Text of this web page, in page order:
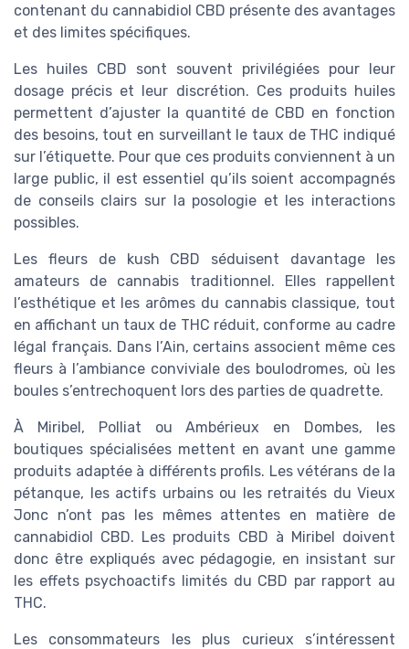
contenant du cannabidiol CBD présente des avantages
et des limites spécifiques.
Les huiles CBD sont souvent privilégiées pour leur
dosage précis et leur discrétion. Ces produits huiles
permettent d’ajuster la quantité de CBD en fonction
des besoins, tout en surveillant le taux de THC indiqué
sur l’étiquette. Pour que ces produits conviennent à un
large public, il est essentiel qu’ils soient accompagnés
de conseils clairs sur la posologie et les interactions
possibles.
Les fleurs de kush CBD séduisent davantage les
amateurs de cannabis traditionnel. Elles rappellent
l’esthétique et les arômes du cannabis classique, tout
en affichant un taux de THC réduit, conforme au cadre
légal français. Dans l’Ain, certains associent même ces
fleurs à l’ambiance conviviale des boulodromes, où les
boules s’entrechoquent lors des parties de quadrette.
À Miribel, Polliat ou Ambérieux en Dombes, les
boutiques spécialisées mettent en avant une gamme
produits adaptée à différents profils. Les vétérans de la
pétanque, les actifs urbains ou les retraités du Vieux
Jonc n’ont pas les mêmes attentes en matière de
cannabidiol CBD. Les produits CBD à Miribel doivent
donc être expliqués avec pédagogie, en insistant sur
les effets psychoactifs limités du CBD par rapport au
THC.
Les consommateurs les plus curieux s’intéressent